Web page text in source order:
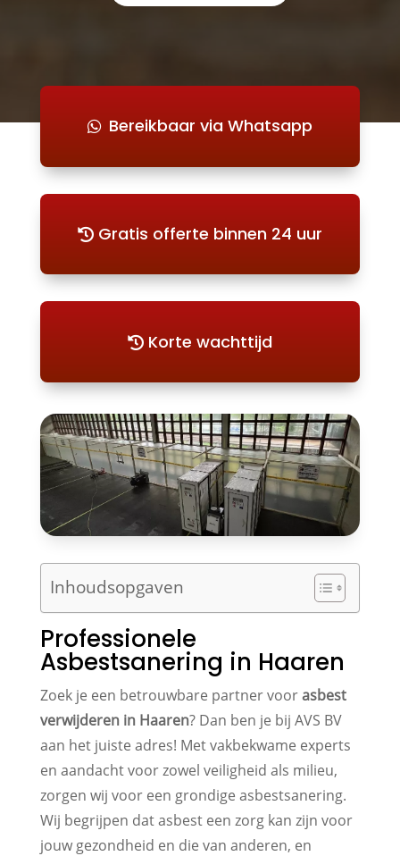
Bereikbaar via Whatsapp
Gratis offerte binnen 24 uur
Korte wachttijd
Inhoudsopgaven
Professionele
Asbestsanering in Haaren
Zoek je een betrouwbare partner voorasbest
verwijderen in Haaren? Dan ben je bij AVS BV
aan het juiste adres! Met vakbekwame experts
en aandacht voor zowel veiligheid als milieu,
zorgen wij voor een grondige asbestsanering.
Wij begrijpen dat asbest een zorg kan zijn voor
jouw gezondheid en die van anderen, en